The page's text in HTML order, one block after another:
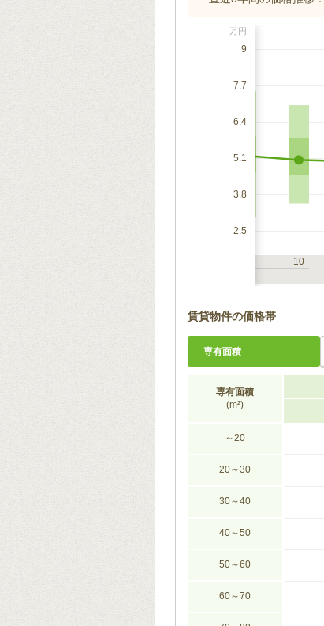
万円
9
7.7
6.4
5.1
3.8
2.5
10
賃貸物件の価格帯
専有面積
専有面積
(m²)
～20
20～30
30～40
40～50
50～60
60～70